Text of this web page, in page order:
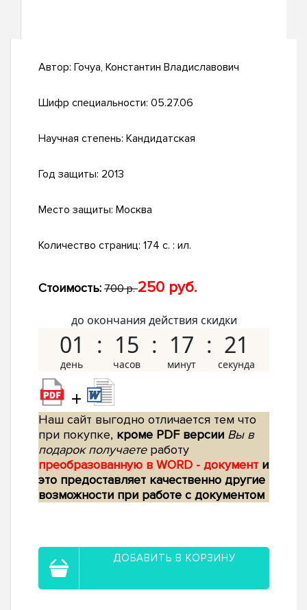
Автор: Гочуа, Константин Владиславович
Шифр специальности: 05.27.06
Научная степень: Кандидатская
Год защиты: 2013
Место защиты: Москва
Количество страниц: 174 с. : ил.
Стоимость: 700 р.250 руб.
до окончания действия скидки
01 15 17 20
+
Наш сайт выгодно отличается тем что
при покупке, кроме PDF версии Вы в
подарок получаетеработу
преобразованную в WORD - документ и
это предоставляет качественно другие
возможности при работе с документом
ДОБАВИТЬ В КОРЗИНУ